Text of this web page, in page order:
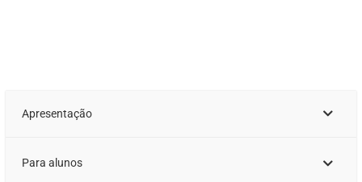
Apresentação
Para alunos